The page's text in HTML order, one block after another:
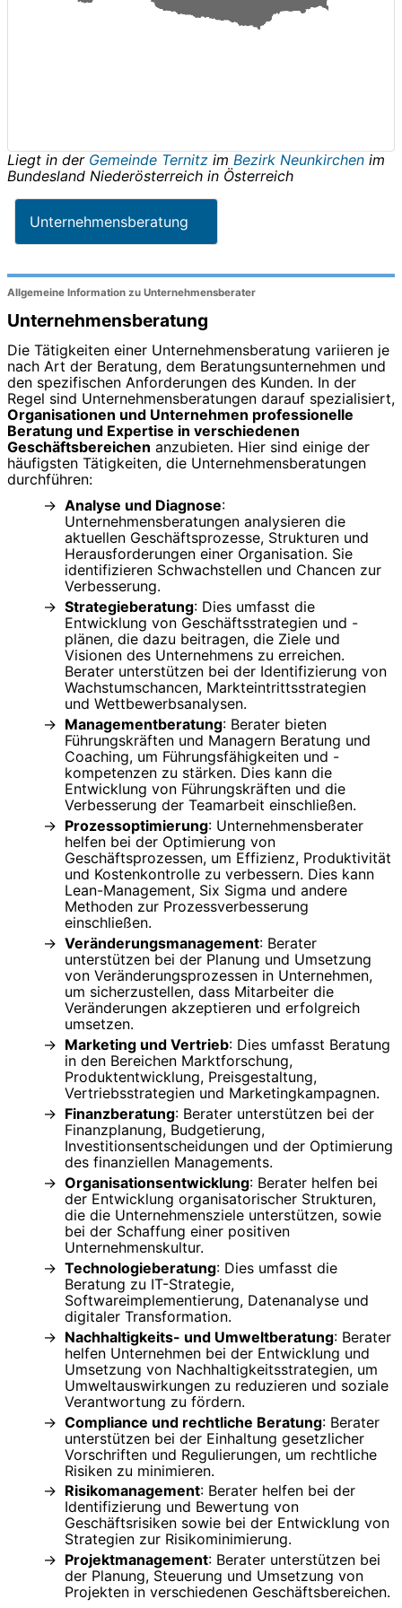
Liegt in der Gemeinde Ternitz im Bezirk Neunkirchen im
Bundesland Niederösterreich in Österreich
Unternehmensberatung
Allgemeine Information zu Unternehmensberater
Unternehmensberatung
Die Tätigkeiten einer Unternehmensberatung variieren je
nach Art der Beratung, dem Beratungsunternehmen und
den spezifischen Anforderungen des Kunden. In der
Regel sind Unternehmensberatungen darauf spezialisiert,
Organisationen und Unternehmen professionelle
Beratung und Expertise in verschiedenen
Geschäftsbereichen anzubieten. Hier sind einige der
häufigsten Tätigkeiten, die Unternehmensberatungen
durchführen:
Analyse und Diagnose:
Unternehmensberatungen analysieren die
aktuellen Geschäftsprozesse, Strukturen und
Herausforderungen einer Organisation. Sie
identifizieren Schwachstellen und Chancen zur
Verbesserung.
Strategieberatung: Dies umfasst die
Entwicklung von Geschäftsstrategien und -
plänen, die dazu beitragen, die Ziele und
Visionen des Unternehmens zu erreichen.
Berater unterstützen bei der Identifizierung von
Wachstumschancen, Markteintrittsstrategien
und Wettbewerbsanalysen.
Managementberatung: Berater bieten
Führungskräften und Managern Beratung und
Coaching, um Führungsfähigkeiten und -
kompetenzen zu stärken. Dies kann die
Entwicklung von Führungskräften und die
Verbesserung der Teamarbeit einschließen.
Prozessoptimierung: Unternehmensberater
helfen bei der Optimierung von
Geschäftsprozessen, um Effizienz, Produktivität
und Kostenkontrolle zu verbessern. Dies kann
Lean-Management, Six Sigma und andere
Methoden zur Prozessverbesserung
einschließen.
Veränderungsmanagement: Berater
unterstützen bei der Planung und Umsetzung
von Veränderungsprozessen in Unternehmen,
um sicherzustellen, dass Mitarbeiter die
Veränderungen akzeptieren und erfolgreich
umsetzen.
Marketing und Vertrieb: Dies umfasst Beratung
in den Bereichen Marktforschung,
Produktentwicklung, Preisgestaltung,
Vertriebsstrategien und Marketingkampagnen.
Finanzberatung: Berater unterstützen bei der
Finanzplanung, Budgetierung,
Investitionsentscheidungen und der Optimierung
des finanziellen Managements.
Organisationsentwicklung: Berater helfen bei
der Entwicklung organisatorischer Strukturen,
die die Unternehmensziele unterstützen, sowie
bei der Schaffung einer positiven
Unternehmenskultur.
Technologieberatung: Dies umfasst die
Beratung zu IT-Strategie,
Softwareimplementierung, Datenanalyse und
digitaler Transformation.
Nachhaltigkeits- und Umweltberatung: Berater
helfen Unternehmen bei der Entwicklung und
Umsetzung von Nachhaltigkeitsstrategien, um
Umweltauswirkungen zu reduzieren und soziale
Verantwortung zu fördern.
Compliance und rechtliche Beratung: Berater
unterstützen bei der Einhaltung gesetzlicher
Vorschriften und Regulierungen, um rechtliche
Risiken zu minimieren.
Risikomanagement: Berater helfen bei der
Identifizierung und Bewertung von
Geschäftsrisiken sowie bei der Entwicklung von
Strategien zur Risikominimierung.
Projektmanagement: Berater unterstützen bei
der Planung, Steuerung und Umsetzung von
Projekten in verschiedenen Geschäftsbereichen.